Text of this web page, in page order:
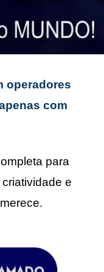
operadores
com
para
e